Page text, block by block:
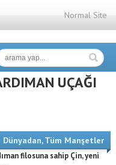
Normal Site
UÇAĞI
Dünyadan,Tüm Manşetler
filosuna sahip Çin, yeni